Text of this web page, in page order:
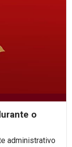
o
administrativo